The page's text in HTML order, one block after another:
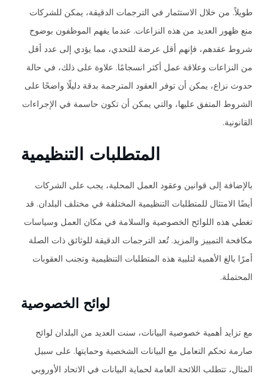
طويلاً. من خلال الاستثمار في الترجمات الدقيقة، يمكن للشركات
منع ظهور العديد من هذه النزاعات. عندما يفهم الموظفون بوضوح
شروط عقدهم، فإنهم أقل عرضة للتحدي، مما يؤدي إلى عدد أقل
من النزاعات وعلاقة عمل أكثر انسجامًا. علاوة على ذلك، في حالة
حدوث نزاع، يمكن أن توفر العقود المترجمة بدقة دليلًا واضحًا على
الشروط المتفق عليها، والتي يمكن أن تكون حاسمة في الإجراءات
القانونية.
المتطلبات التنظيمية
بالإضافة إلى قوانين وعقود العمل المحلية، يجب على الشركات
أيضًا الامتثال للمتطلبات التنظيمية المختلفة في مختلف البلدان. قد
تغطي هذه اللوائح الخصوصية والسلامة في مكان العمل وسياسات
مكافحة التمييز والمزيد. تُعد الترجمات الدقيقة للوثائق ذات الصلة
أمرًا بالغ الأهمية لتلبية هذه المتطلبات التنظيمية وتجنب العقوبات
المحتملة.
لوائح الخصوصية
مع تزايد أهمية خصوصية البيانات، سنت العديد من البلدان لوائح
صارمة تحكم التعامل مع البيانات الشخصية وحمايتها. على سبيل
المثال، تتطلب اللائحة العامة لحماية البيانات في الاتحاد الأوروبي